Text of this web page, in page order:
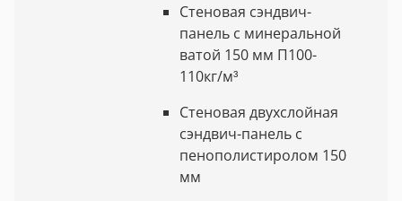
Стеновая сэндвич-
панель с минеральной
ватой 150 мм П100-
110кг/м³
Стеновая двухслойная
сэндвич-панель с
пенополистиролом 150
мм